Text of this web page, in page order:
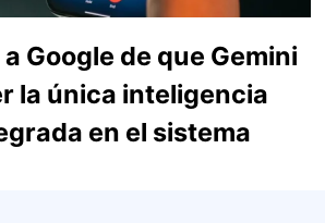
Google de que Gemini
la única inteligencia
en el sistema